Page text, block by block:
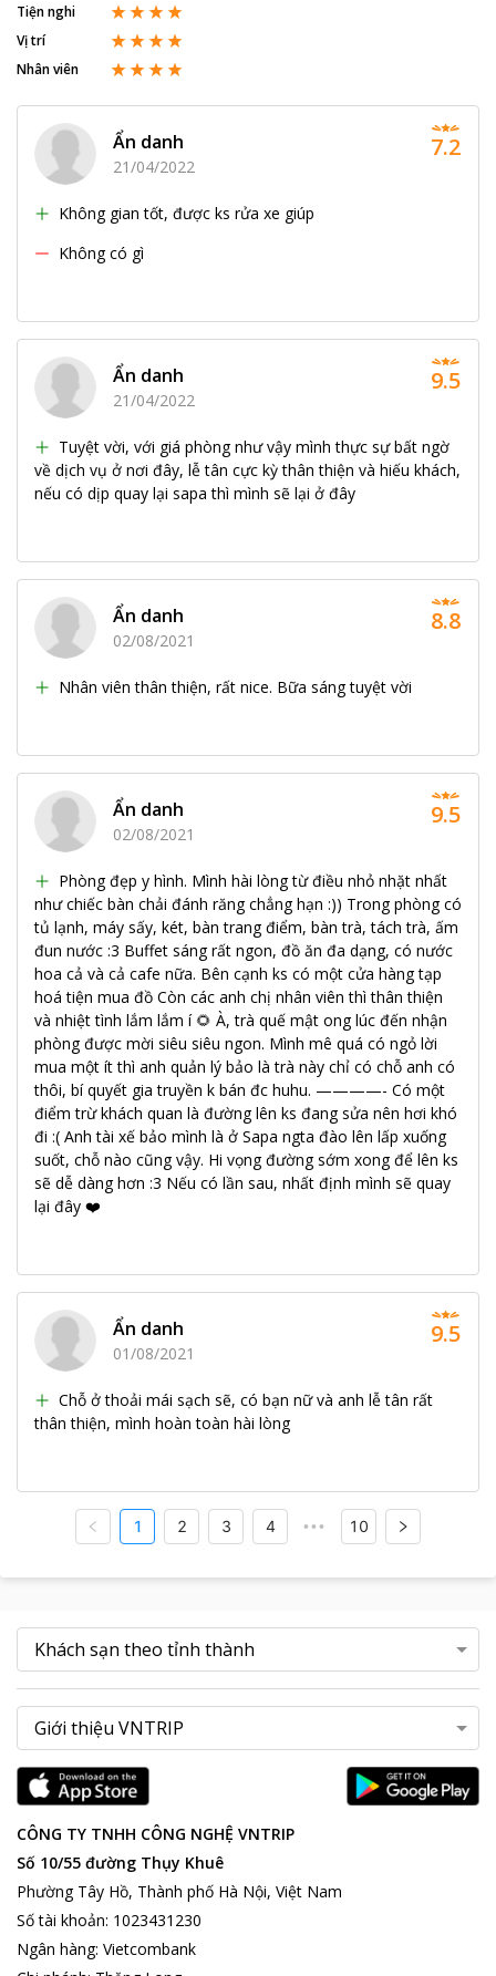
Tiện nghi
Vị trí
Nhân viên
Ẩn danh
21/04/2022
Không gian tốt, được ks rửa xe giúp
Không có gì
7.2
Ẩn danh
21/04/2022
Tuyệt vời, với giá phòng như vậy mình thực sự bất ngờ
về dịch vụ ở nơi đây, lễ tân cực kỳ thân thiện và hiếu khách,
nếu có dịp quay lại sapa thì mình sẽ lại ở đây
9.5
Ẩn danh
02/08/2021
Nhân viên thân thiện, rất nice. Bữa sáng tuyệt vời
8.8
Ẩn danh
02/08/2021
Phòng đẹp y hình. Mình hài lòng từ điều nhỏ nhặt nhất
như chiếc bàn chải đánh răng chẳng hạn :)) Trong phòng có
tủ lạnh, máy sấy, két, bàn trang điểm, bàn trà, tách trà, ấm
đun nước :3 Buffet sáng rất ngon, đồ ăn đa dạng, có nước
hoa cả và cả cafe nữa. Bên cạnh ks có một cửa hàng tạp
hoá tiện mua đồ Còn các anh chị nhân viên thì thân thiện
và nhiệt tình lắm lắm í 🌻 À, trà quế mật ong lúc đến nhận
phòng được mời siêu siêu ngon. Mình mê quá có ngỏ lời
mua một ít thì anh quản lý bảo là trà này chỉ có chỗ anh có
thôi, bí quyết gia truyền k bán đc huhu. ————- Có một
điểm trừ khách quan là đường lên ks đang sửa nên hơi khó
đi :( Anh tài xế bảo mình là ở Sapa ngta đào lên lấp xuống
suốt, chỗ nào cũng vậy. Hi vọng đường sớm xong để lên ks
sẽ dễ dàng hơn :3 Nếu có lần sau, nhất định mình sẽ quay
lại đây ❤️
9.5
Ẩn danh
01/08/2021
Chỗ ở thoải mái sạch sẽ, có bạn nữ và anh lễ tân rất
thân thiện, mình hoàn toàn hài lòng
9.5
1 2 3 4 ••• 10
CÔNG TY TNHH CÔNG NGHỆ VNTRIP
Số 10/55 đường Thụy Khuê
Phường Tây Hồ, Thành phố Hà Nội, Việt Nam
Số tài khoản: 1023431230
Ngân hàng: Vietcombank